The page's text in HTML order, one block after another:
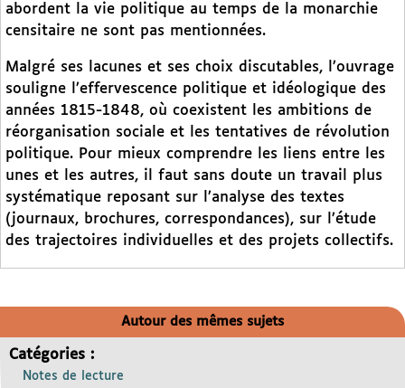
abordent la vie politique au temps de la monarchie
censitaire ne sont pas mentionnées.
Malgré ses lacunes et ses choix discutables, l’ouvrage
souligne l’effervescence politique et idéologique des
années 1815-1848, où coexistent les ambitions de
réorganisation sociale et les tentatives de révolution
politique. Pour mieux comprendre les liens entre les
unes et les autres, il faut sans doute un travail plus
systématique reposant sur l’analyse des textes
(journaux, brochures, correspondances), sur l’étude
des trajectoires individuelles et des projets collectifs.
Autour des mêmes sujets
Catégories :
Notes de lecture